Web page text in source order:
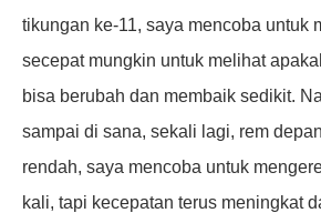
tikungan ke-11, saya mencoba untuk
secepat mungkin untuk melihat
bisa berubah dan membaik sedikit.
sampai di sana, sekali lagi, rem
rendah, saya mencoba untuk
kali, tapi kecepatan terus meningkat